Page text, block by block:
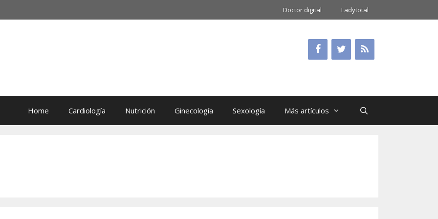
Doctor digital Ladytotal
Home Cardiología Nutrición Ginecología Sexología Más artículos